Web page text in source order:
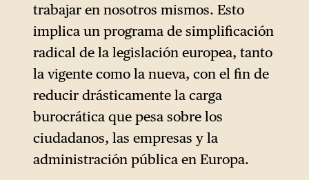
trabajar en nosotros mismos. Esto
implica un programa de simplificación
radical de la legislación europea, tanto
la vigente como la nueva, con el fin de
reducir drásticamente la carga
burocrática que pesa sobre los
ciudadanos, las empresas y la
administración pública en Europa.